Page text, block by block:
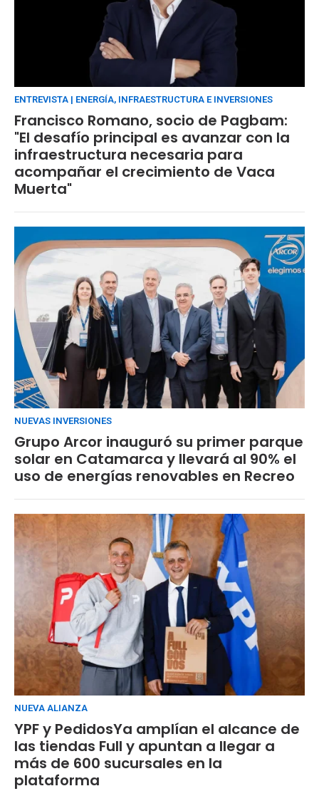
ENTREVISTA | ENERGÍA, INFRAESTRUCTURA E INVERSIONES
Francisco Romano, socio de Pagbam:
"El desafío principal es avanzar con la
infraestructura necesaria para
acompañar el crecimiento de Vaca
Muerta"
NUEVAS INVERSIONES
Grupo Arcor inauguró su primer parque
solar en Catamarca y llevará al 90% el
uso de energías renovables en Recreo
NUEVA ALIANZA
YPF y PedidosYa amplían el alcance de
las tiendas Full y apuntan a llegar a
más de 600 sucursales en la
plataforma